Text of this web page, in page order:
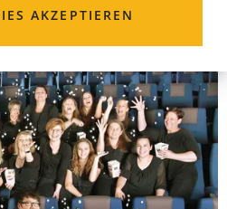
AKZEPTIEREN